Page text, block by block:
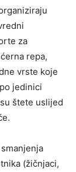
za
repa,
vrste koje
jedinici
štete uslijed
(žičnjaci,